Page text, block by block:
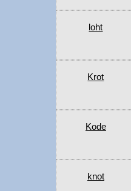
loht
Krot
Kode
knot